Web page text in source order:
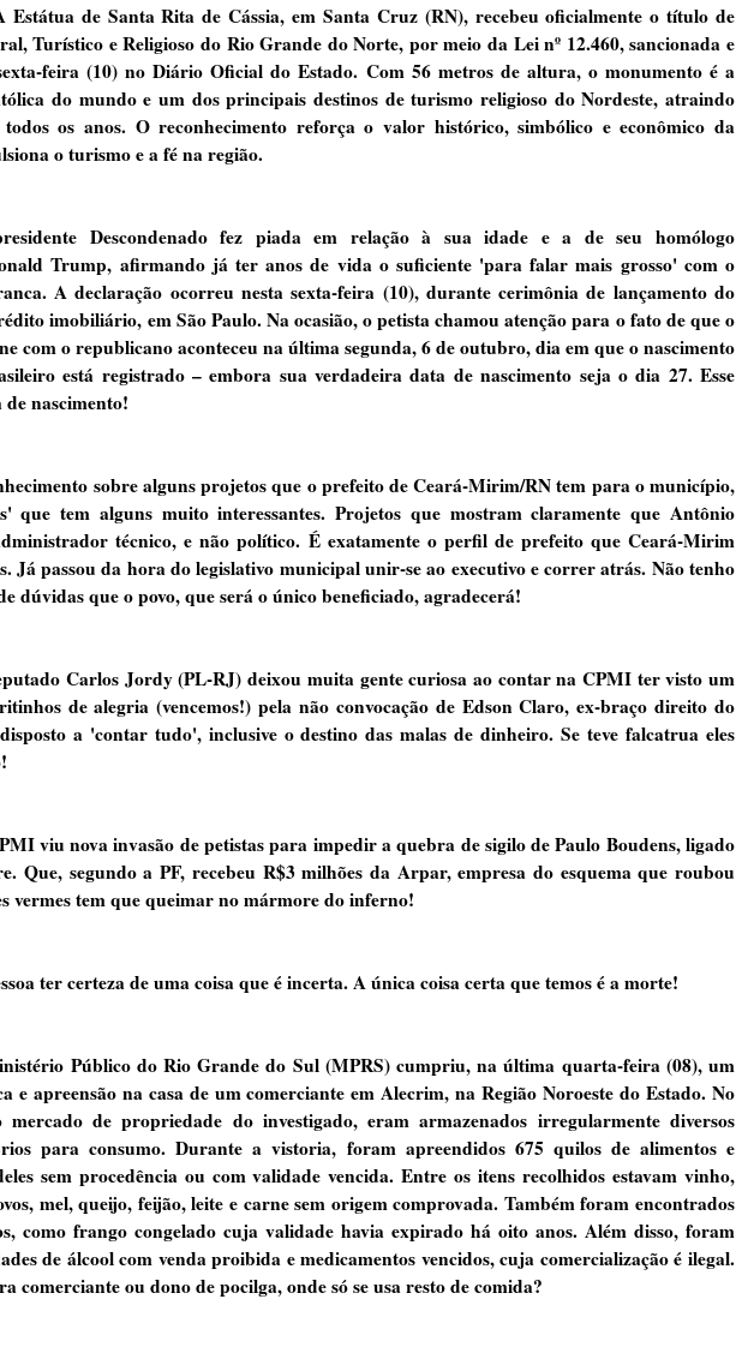
de Santa Rita de Cássia, em Santa Cruz (RN), recebeu oficialmente o título de
Turístico e Religioso do Rio Grande do Norte, por meio da Lei nº 12.460, sancionada e
feira (10) no Diário Oficial do Estado. Com 56 metros de altura, o monumento é a
do mundo e um dos principais destinos de turismo religioso do Nordeste, atraindo
os anos. O reconhecimento reforça o valor histórico, simbólico e econômico da
o turismo e a fé na região.
Descondenado fez piada em relação à sua idade e a de seu homólogo
Trump, afirmando já ter anos de vida o suficiente 'para falar mais grosso' com o
A declaração ocorreu nesta sexta-feira (10), durante cerimônia de lançamento do
imobiliário, em São Paulo. Na ocasião, o petista chamou atenção para o fato de que o
com o republicano aconteceu na última segunda, 6 de outubro, dia em que o nascimento
está registrado – embora sua verdadeira data de nascimento seja o dia 27. Esse
nascimento!
sobre alguns projetos que o prefeito de Ceará-Mirim/RN tem para o município,
que tem alguns muito interessantes. Projetos que mostram claramente que Antônio
técnico, e não político. É exatamente o perfil de prefeito que Ceará-Mirim
Já passou da hora do legislativo municipal unir-se ao executivo e correr atrás. Não tenho
dúvidas que o povo, que será o único beneficiado, agradecerá!
Carlos Jordy (PL-RJ) deixou muita gente curiosa ao contar na CPMI ter visto um
de alegria (vencemos!) pela não convocação de Edson Claro, ex-braço direito do
a 'contar tudo', inclusive o destino das malas de dinheiro. Se teve falcatrua eles
viu nova invasão de petistas para impedir a quebra de sigilo de Paulo Boudens, ligado
Que, segundo a PF, recebeu R$3 milhões da Arpar, empresa do esquema que roubou
vermes tem que queimar no mármore do inferno!
ter certeza de uma coisa que é incerta. A única coisa certa que temos é a morte!
Público do Rio Grande do Sul (MPRS) cumpriu, na última quarta-feira (08), um
e apreensão na casa de um comerciante em Alecrim, na Região Noroeste do Estado. No
mercado de propriedade do investigado, eram armazenados irregularmente diversos
para consumo. Durante a vistoria, foram apreendidos 675 quilos de alimentos e
sem procedência ou com validade vencida. Entre os itens recolhidos estavam vinho,
mel, queijo, feijão, leite e carne sem origem comprovada. Também foram encontrados
como frango congelado cuja validade havia expirado há oito anos. Além disso, foram
de álcool com venda proibida e medicamentos vencidos, cuja comercialização é ilegal.
comerciante ou dono de pocilga, onde só se usa resto de comida?